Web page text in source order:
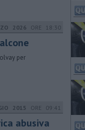
2026 ORE 18:30
per
2015 ORE 09:41
abusiva